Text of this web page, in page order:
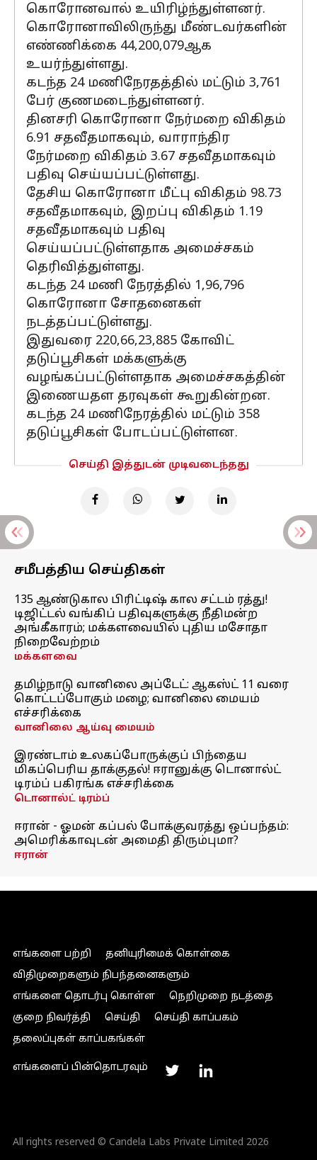
கொரோனவால் உயிரிழ்ந்துள்ளனர்.
கொரோனாவிலிருந்து மீண்டவர்களின்
எண்ணிக்கை 44,200,079ஆக
உயர்ந்துள்ளது.
கடந்த 24 மணிநேரதத்தில் மட்டும் 3,761
பேர் குணமடைந்துள்ளனர்.
தினசரி கொரோனா நேர்மறை விகிதம்
6.91 சதவீதமாகவும், வாராந்திர
நேர்மறை விகிதம் 3.67 சதவீதமாகவும்
பதிவு செய்யப்பட்டுள்ளது.
தேசிய கொரோனா மீட்பு விகிதம் 98.73
சதவீதமாகவும், இறப்பு விகிதம் 1.19
சதவீதமாகவும் பதிவு
செய்யப்பட்டுள்ளதாக அமைச்சகம்
தெரிவித்துள்ளது.
கடந்த 24 மணி நேரத்தில் 1,96,796
கொரோனா சோதனைகள்
நடத்தப்பட்டுள்ளது.
இதுவரை 220,66,23,885 கோவிட்
தடுப்பூசிகள் மக்களுக்கு
வழங்கப்பட்டுள்ளதாக அமைச்சகத்தின்
இணையதள தரவுகள் கூறுகின்றன.
கடந்த 24 மணிநேரத்தில் மட்டும் 358
தடுப்பூசிகள் போடப்பட்டுள்ளன.
செய்தி இத்துடன் முடிவடைந்தது
சமீபத்திய செய்திகள்
135 ஆண்டுகால பிரிட்டிஷ் கால சட்டம் ரத்து!
டிஜிட்டல் வங்கிப் பதிவுகளுக்கு நீதிமன்ற
அங்கீகாரம்; மக்களவையில் புதிய மசோதா
நிறைவேற்றம்
மக்களவை
தமிழ்நாடு வானிலை அப்டேட்: ஆகஸ்ட் 11 வரை
கொட்டப்போகும் மழை; வானிலை மையம்
எச்சரிக்கை
வானிலை ஆய்வு மையம்
இரண்டாம் உலகப்போருக்குப் பிந்தைய
மிகப்பெரிய தாக்குதல்! ஈரானுக்கு டொனால்ட்
டிரம்ப் பகிரங்க எச்சரிக்கை
டொனால்ட் டிரம்ப்
ஈரான் - ஓமன் கப்பல் போக்குவரத்து ஒப்பந்தம்:
அமெரிக்காவுடன் அமைதி திரும்புமா?
ஈரான்
எங்களை பற்றி
தனியுரிமைக் கொள்கை
விதிமுறைகளும் நிபந்தனைகளும்
எங்களை தொடர்பு கொள்ள
நெறிமுறை நடத்தை
குறை நிவர்த்தி
செய்தி
செய்தி காப்பகம்
தலைப்புகள் காப்பகங்கள்
எங்களைப் பின்தொடரவும்
All rights reserved © Candela Labs Private Limited 2026